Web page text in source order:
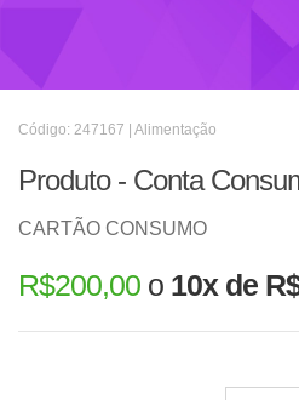
Código: 247167 | Alimentação
Produto - Conta
CARTÃO CONSUMO
R$200,00 o 10x de